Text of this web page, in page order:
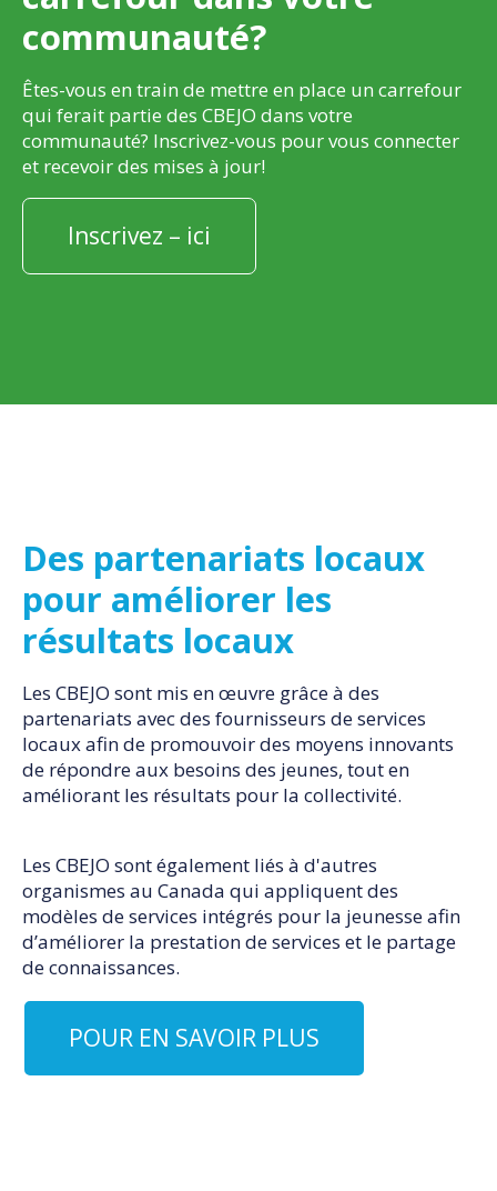
communauté?
Êtes-vous en train de mettre en place un carrefour
qui ferait partie des CBEJO dans votre
communauté? Inscrivez-vous pour vous connecter
et recevoir des mises à jour!
Inscrivez – ici
Des partenariats locaux
pour améliorer les
résultats locaux
Les CBEJO sont mis en œuvre grâce à des
partenariats avec des fournisseurs de services
locaux afin de promouvoir des moyens innovants
de répondre aux besoins des jeunes, tout en
améliorant les résultats pour la collectivité.
Les CBEJO sont également liés à d'autres
organismes au Canada qui appliquent des
modèles de services intégrés pour la jeunesse afin
d’améliorer la prestation de services et le partage
de connaissances.
POUR EN SAVOIR PLUS